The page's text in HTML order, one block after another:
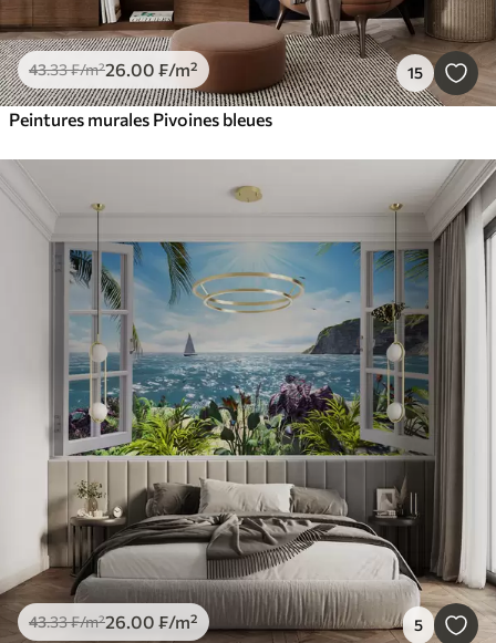
43.33₣/m²26.00 ₣/m² 15
Peintures murales Pivoines bleues
43.33₣/m²26.00 ₣/m² 5